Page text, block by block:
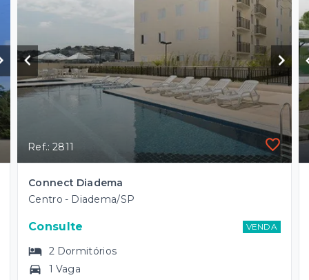
Ref.: 2811
Connect Diadema
Centro - Diadema/SP
Consulte VENDA
2 Dormitórios
1 Vaga